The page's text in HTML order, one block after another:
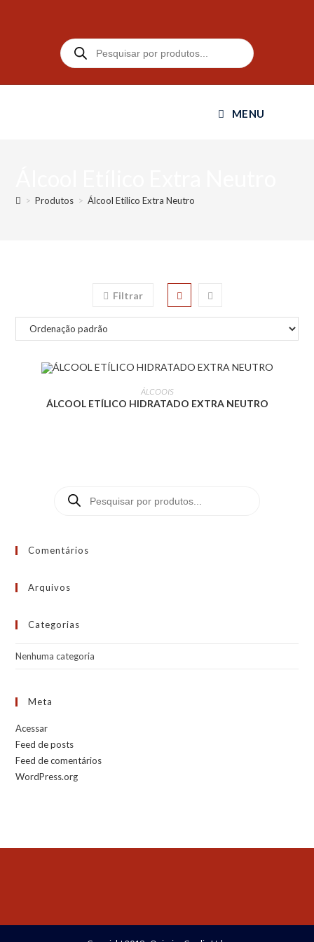
MENU
> Produtos > Álcool Etílico Extra Neutro
Filtrar
LEIA MAIS
ÁLCOOIS
ÁLCOOL ETÍLICO HIDRATADO EXTRA NEUTRO
Comentários
Arquivos
Categorias
Nenhuma categoria
Meta
Acessar
Feed de posts
Feed de comentários
WordPress.org